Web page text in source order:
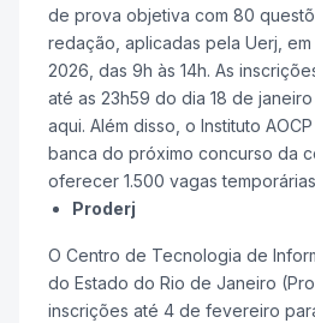
de prova objetiva com 80
redação, aplicadas pela Uerj,
2026, das 9h às 14h. As
até as 23h59 do dia 18 de
aqui. Além disso, o Instituto
banca do próximo concurso da
oferecer 1.500 vagas
Proderj
O Centro de Tecnologia de
do Estado do Rio de Janeiro
inscrições até 4 de fevereiro